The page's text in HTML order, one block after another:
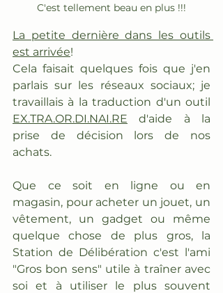
C'est tellement beau en plus !!!
La petite dernière dans les outils
est arrivée!
Cela faisait quelques fois que j'en
parlais sur les réseaux sociaux; je
EX.TRA.OR.DI.NAI.RE d'aide à la
prise de décision lors de nos
achats.
Que ce soit en ligne ou en
magasin, pour acheter un jouet, un
vêtement, un gadget ou même
quelque chose de plus gros, la
Station de Délibération c'est l'ami
"Gros bon sens" utile à traîner avec
soi et à utiliser le plus souvent